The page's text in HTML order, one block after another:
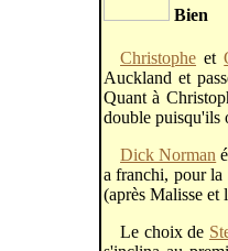
Bien
Christophe et
Auckland et
Quant à
double puisqu'ils
Dick Norman
a franchi, pour la
(après Malisse et
Le choix de